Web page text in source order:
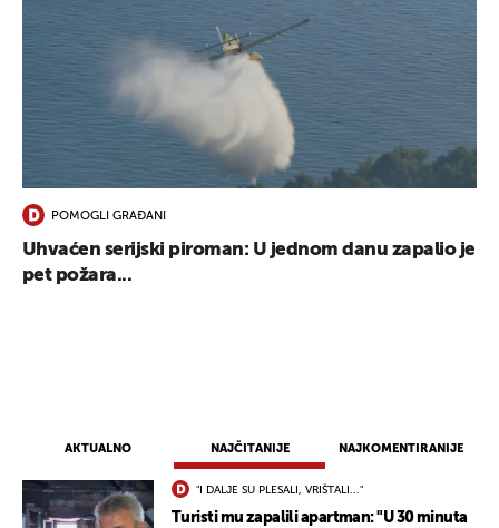
AKTUALNO NAJČITANIJE NAJKOMENTIRANIJE
"I DALJE SU PLESALI, VRIŠTALI..."
Turisti mu zapalili apartman: "U 30 minuta
POMOGLI GRAĐANI
Uhvaćen serijski piroman: U jednom danu zapalio je
pet požara...